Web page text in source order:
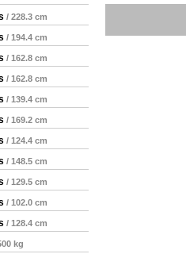
/ 228.3 cm
/ 194.4 cm
/ 162.8 cm
/ 162.8 cm
/ 139.4 cm
/ 169.2 cm
/ 124.4 cm
/ 148.5 cm
/ 129.5 cm
/ 102.0 cm
/ 128.4 cm
kg